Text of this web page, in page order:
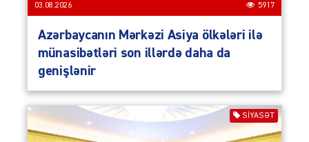
03.08.2026 5917
Azərbaycanın Mərkəzi Asiya ölkələri ilə
münasibətləri son illərdə daha da
genişlənir
SIYASƏT